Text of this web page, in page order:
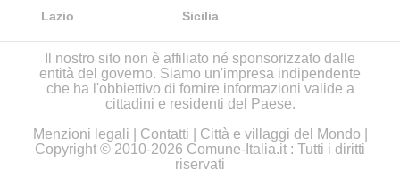
Lazio
Sicilia
Il nostro sito non è affiliato né sponsorizzato dalle
entità del governo. Siamo un'impresa indipendente
che ha l'obbiettivo di fornire informazioni valide a
cittadini e residenti del Paese.
Menzioni legali
Contatti Città e villaggi del Mondo
Copyright © 2010-2026 Comune-Italia.it : Tutti i diritti
riservati